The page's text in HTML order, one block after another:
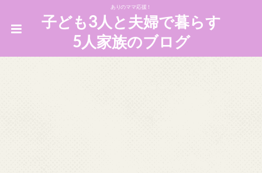
ありのママ応援！
子ども3人と夫婦で暮らす
5人家族のブログ